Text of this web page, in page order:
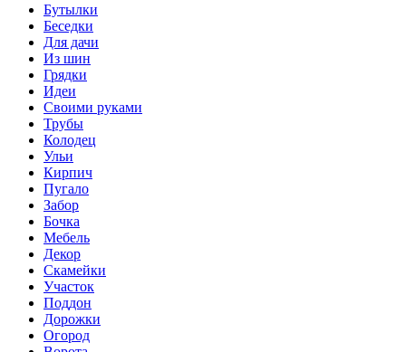
Бутылки
Беседки
Для дачи
Из шин
Грядки
Идеи
Своими руками
Трубы
Колодец
Ульи
Кирпич
Пугало
Забор
Бочка
Мебель
Декор
Скамейки
Участок
Поддон
Дорожки
Огород